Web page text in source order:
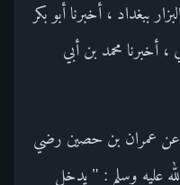
ببغداد ، أخبرنا أبو بكر
، أخبرنا محمد بن أبي
عن عمران بن حصين رضي
عليه وسلم : " يدخل